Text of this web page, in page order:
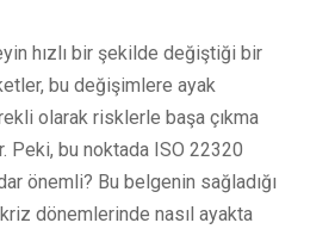
hızlı bir şekilde değiştiği bir
bu değişimlere ayak
olarak risklerle başa çıkma
Peki, bu noktada ISO 22320
önemli? Bu belgenin sağladığı
dönemlerinde nasıl ayakta